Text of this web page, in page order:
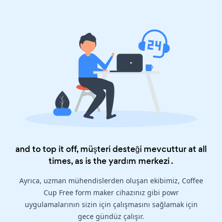
and to top it off, müşteri desteği mevcuttur at all
times, as is theyardım merkezi.
Ayrıca, uzman mühendislerden oluşan ekibimiz, Coffee
Cup Free form maker cihazınız gibi powr
uygulamalarının sizin için çalışmasını sağlamak için
gece gündüz çalışır.